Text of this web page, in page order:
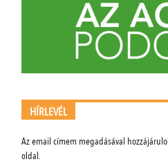
HÍRLEVÉL
Az email címem megadásával
oldal.